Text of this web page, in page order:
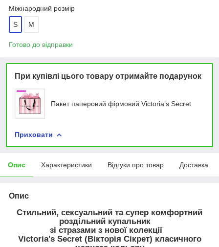
Міжнародний розмір
S M
Готово до відправки
При купівлі цього товару отримайте подарунок
Пакет паперовий фірмовий Victoria’s Secret
Приховати
Опис Характеристики Відгуки про товар Доставка
Опис
Стильний, сексуальний та супер комфортний
роздільний купальник
зі стразами з нової колекції
Victoria's Secret (Вікторія Сікрет) класичного